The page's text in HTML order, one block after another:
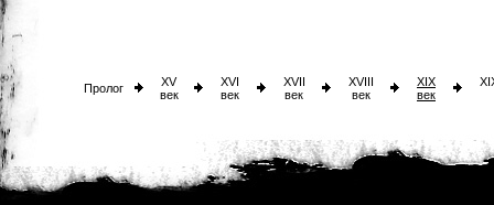
Пролог
XV
век
XVI
век
XVII
век
XVIII
век
XIX
век